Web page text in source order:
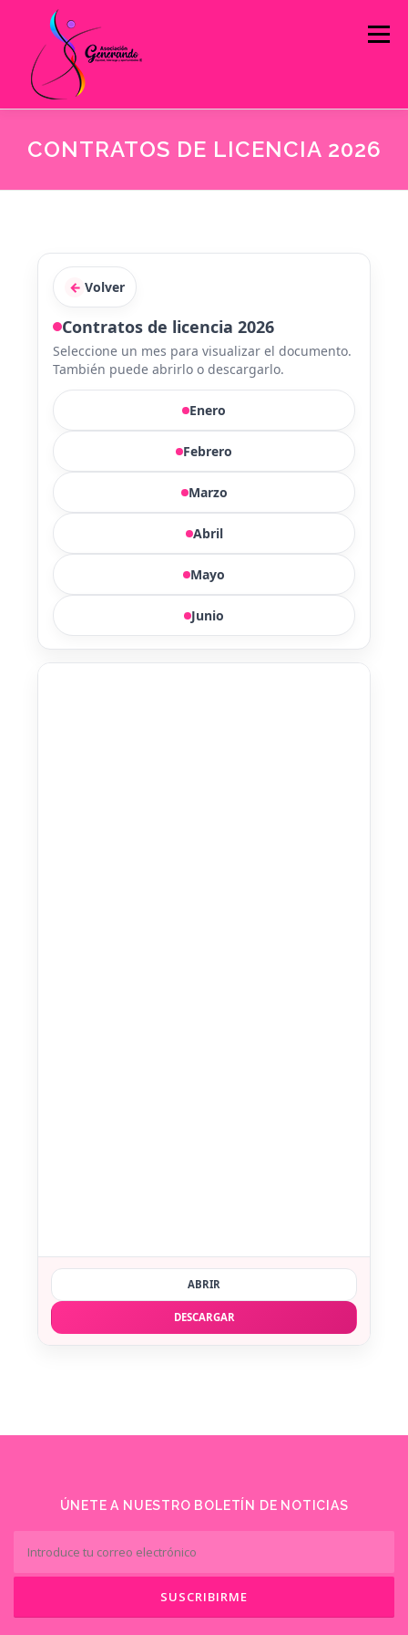
Menú
INICIO QUIÉNES SOMOS
INFORMACIÓN PÚBLICA
INFOASOGEN PROYECTOS
CONTRATOS DE LICENCIA 2026
← Volver
Contratos de licencia 2026
Seleccione un mes para visualizar el documento.
También puede abrirlo o descargarlo.
Enero
Febrero
Marzo
Abril
Mayo
Junio
ABRIR
DESCARGAR
ÚNETE A NUESTRO BOLETÍN DE NOTICIAS